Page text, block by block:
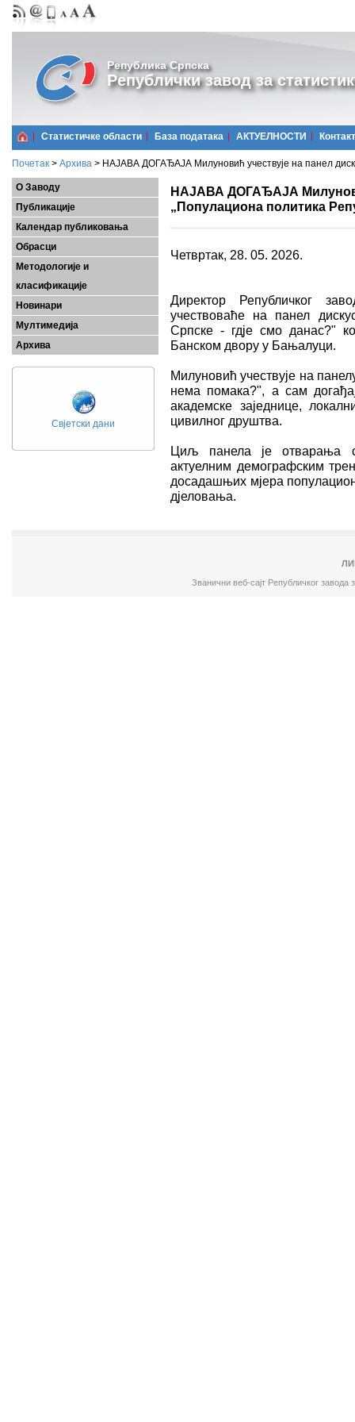
Република Српска
Републички завод за
Статистичке области Базa података АКТУЕЛНОСТИ Контакт
Почетак > Архива > НАЈАВА ДОГАЂАЈА Милуновић учествује на панел
О Заводу
Публикације
Календар публиковања
Обрасци
Методологије и
класификације
Новинари
Мултимедија
Архива
Свјетски дани
НАЈАВА ДОГАЂАЈА
„Популациона политика
Четвртак, 28. 05. 2026.
Директор Републичког
учествоваће на панел
Српске - гдје смо данас?"
Банском двору у Бањалуци.
Милуновић учествује на
нема помака?", а сам
академске заједнице,
цивилног друштва.
Циљ панела је отварања
актуелним демографским
досадашњих мјера
дјеловања.
Званични веб-сајт Републичког